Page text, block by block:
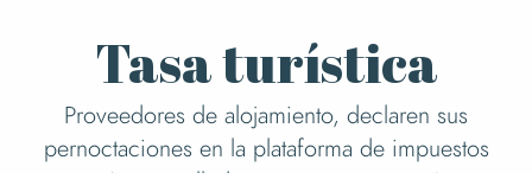
Tasa turística
Proveedores de alojamiento, declaren sus
pernoctaciones en la plataforma de impuestos